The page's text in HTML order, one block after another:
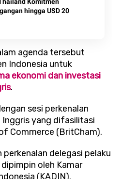
hingga USD 20
agenda tersebut
Indonesia untuk
ekonomi dan investasi
.
sesi perkenalan
Inggris yang difasilitasi
Commerce (BritCham).
delegasi pelaku
oleh Kamar
(KADIN).